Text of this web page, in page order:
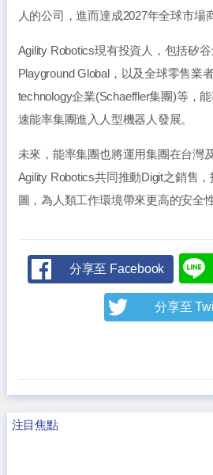
人的公司，進而達成2027年全球市場
Agility Robotics現有投資人，包括矽
Playground Global，以及全球零售業
technology企業(Schaeffler集團)等，
速能率集團進入人型機器人發展。
未來，能率集團也將運用集團在台灣
Agility Robotics共同推動Digit之銷售
圖，為人類工作環境帶來更高的安全
分享至 Facebook
分享至
注目焦點